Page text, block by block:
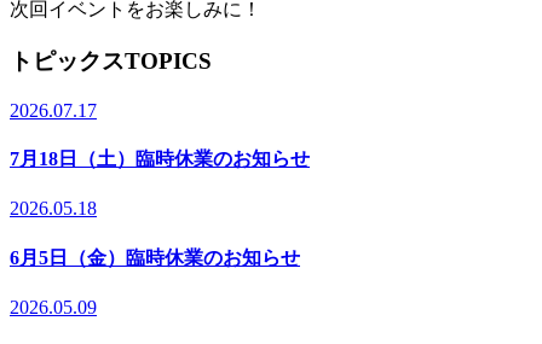
次回イベントをお楽しみに！
トピックスTOPICS
2026.07.17
7月18日（土）臨時休業のお知らせ
2026.05.18
6月5日（金）臨時休業のお知らせ
2026.05.09